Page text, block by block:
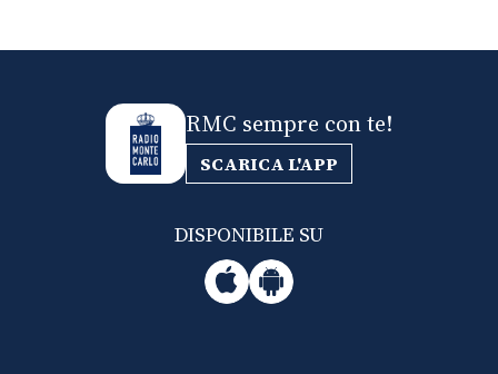
RMC sempre con te!
SCARICA L'APP
DISPONIBILE SU